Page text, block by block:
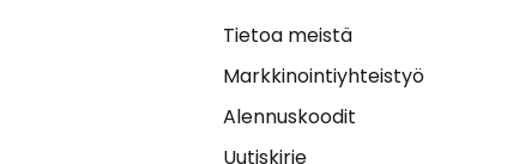
Tietoa meistä
Markkinointiyhteistyö
Alennuskoodit
Uutiskirje